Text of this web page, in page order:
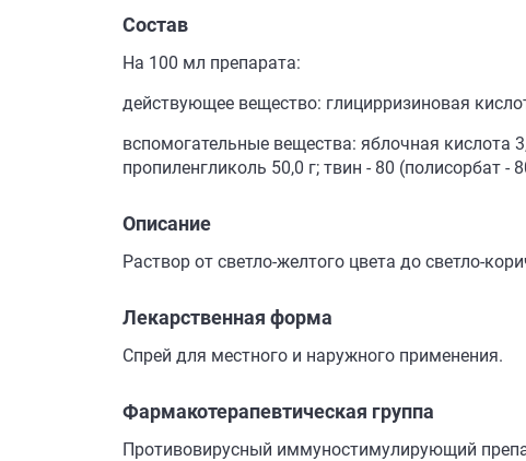
Состав
На 100 мл препарата:
действующее вещество: глицирризиновая
вспомогательные вещества: яблочная кислота
пропиленгликоль 50,0 г; твин - 80 (полисорбат
Описание
Раствор от светло-желтого цвета до светло-
Лекарственная форма
Спрей для местного и наружного применения.
Фармакотерапевтическая группа
Противовирусный иммуностимулирующий